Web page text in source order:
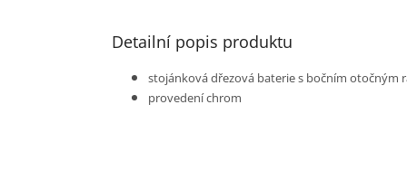
Detailní popis produktu
stojánková dřezová baterie s bočním otočným
provedení chrom